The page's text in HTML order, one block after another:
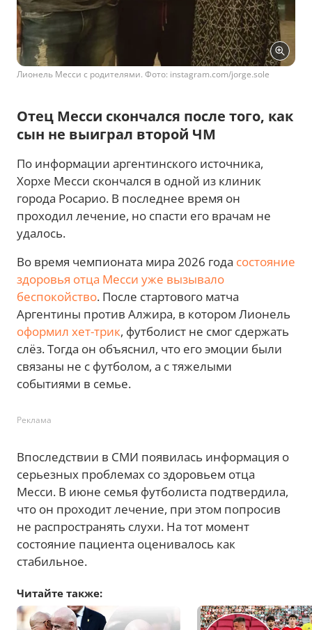
Лионель Месси с родителями. Фото: instagram.com/jorge.sole
Отец Месси скончался после того, как
сын не выиграл второй ЧМ
По информации аргентинского источника,
Хорхе Месси скончался в одной из клиник
города Росарио. В последнее время он
проходил лечение, но спасти его врачам не
удалось.
Во время чемпионата мира 2026 года состояние
здоровья отца Месси уже вызывало
беспокойство. После стартового матча
Аргентины против Алжира, в котором Лионель
оформил хет-трик, футболист не смог сдержать
слёз. Тогда он объяснил, что его эмоции были
связаны не с футболом, а с тяжелыми
событиями в семье.
Реклама
Впоследствии в СМИ появилась информация о
серьезных проблемах со здоровьем отца
Месси. В июне семья футболиста подтвердила,
что он проходит лечение, при этом попросив
не распространять слухи. На тот момент
состояние пациента оценивалось как
стабильное.
Читайте также: